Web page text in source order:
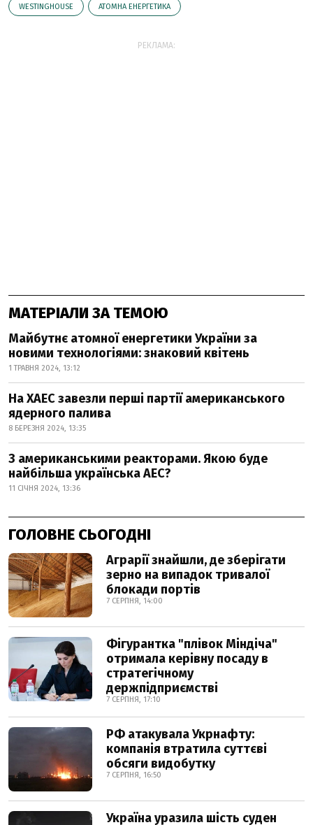
WESTINGHOUSE АТОМНА ЕНЕРГЕТИКА
РЕКЛАМА:
МАТЕРІАЛИ ЗА ТЕМОЮ
Майбутнє атомної енергетики України за
новими технологіями: знаковий квітень
1 ТРАВНЯ 2024, 13:12
На ХАЕС завезли перші партії американського
ядерного палива
8 БЕРЕЗНЯ 2024, 13:35
З американськими реакторами. Якою буде
найбільша українська АЕС?
11 СІЧНЯ 2024, 13:36
ГОЛОВНЕ СЬОГОДНІ
Аграрії знайшли, де зберігати
зерно на випадок тривалої
блокади портів
7 СЕРПНЯ, 14:00
Фігурантка "плівок Міндіча"
отримала керівну посаду в
стратегічному
держпідприємстві
7 СЕРПНЯ, 17:10
РФ атакувала Укрнафту:
компанія втратила суттєві
обсяги видобутку
7 СЕРПНЯ, 16:50
Україна уразила шість суден